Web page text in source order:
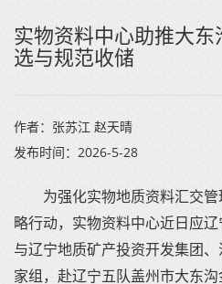
实物资料中心助推大
选与规范收储
作者： 张苏江 赵天晴
发布时间： 2026-5-28
为强化实物地质资料汇交
略行动，实物资料中心近日应
与辽宁地质矿产投资开发集团
家组，赴辽宁五队盖州市大东